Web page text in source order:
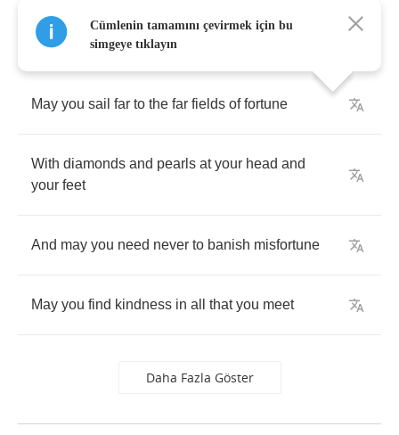
May you sail far to the far fields of fortune
With diamonds and pearls at your head and
your feet
And may you need never to banish misfortune
May you find kindness in all that you meet
Daha Fazla Göster
Cümlenin tamamını çevirmek için bu
simgeye tıklayın